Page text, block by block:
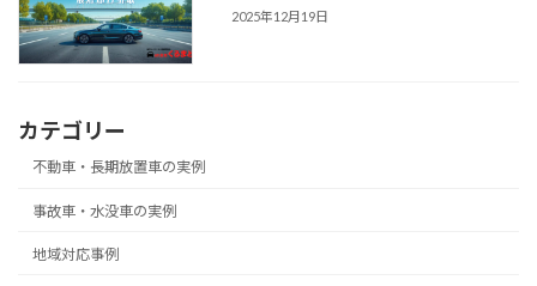
2025年12月19日
カテゴリー
不動車・長期放置車の実例
事故車・水没車の実例
地域対応事例